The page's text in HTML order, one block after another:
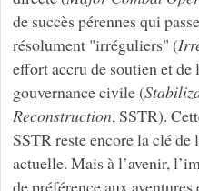
de succès pérennes qui
résolument "irréguliers" (
effort accru de soutien et
gouvernance civile (
Reconstruction, SSTR).
SSTR reste encore la clé
actuelle. Mais à l’avenir,
de préférence aux